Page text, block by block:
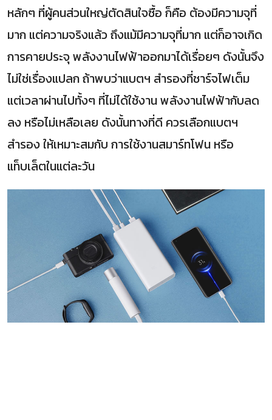
หลักๆ ที่ผู้คนส่วนใหญ่ตัดสินใจซื้อ ก็คือ ต้องมีความจุที่
มาก แต่ความจริงแล้ว ถึงแม้มีความจุที่มาก แต่ก็อาจเกิด
การคายประจุ พลังงานไฟฟ้าออกมาได้เรื่อยๆ ดังนั้นจึง
ไม่ใช่เรื่องแปลก ถ้าพบว่าแบตฯ สำรองที่ชาร์จไฟเต็ม
แต่เวลาผ่านไปทั้งๆ ที่ไม่ได้ใช้งาน พลังงานไฟฟ้ากับลด
ลง หรือไม่เหลือเลย ดังนั้นทางที่ดี ควรเลือกแบตฯ
สำรอง ให้เหมาะสมกับ การใช้งานสมาร์ทโฟน หรือ
แท็บเล็ตในแต่ละวัน